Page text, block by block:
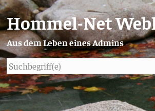
Hommel-Net
Aus dem Leben eines Admins